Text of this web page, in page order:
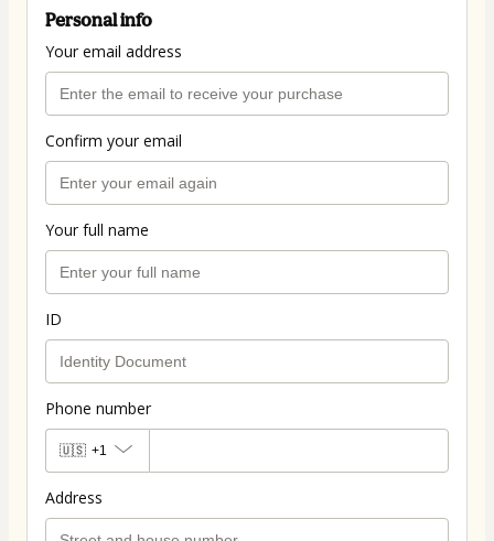
Personal info
Your email address
Confirm your email
Your full name
ID
Phone number
🇺🇸 +1
Address